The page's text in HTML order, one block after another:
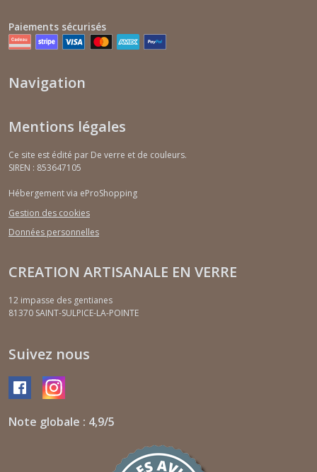
Paiements sécurisés
Navigation
Mentions légales
Ce site est édité par De verre et de couleurs.
SIREN : 853647105
Hébergement via eProShopping
Gestion des cookies
Données personnelles
CREATION ARTISANALE EN VERRE
12 impasse des gentianes
81370 SAINT-SULPICE-LA-POINTE
Suivez nous
Note globale : 4,9/5